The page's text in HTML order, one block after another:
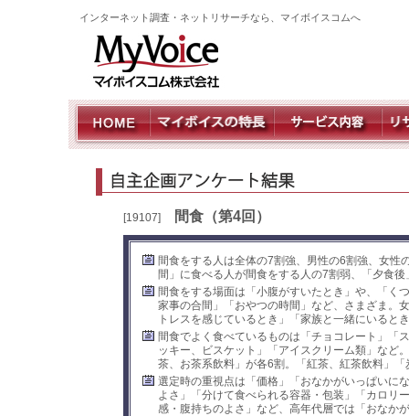
インターネット調査・ネットリサーチなら、マイボイスコムへ
[19107] 間食（第4回）
間食をする人は全体の7割強、男性の6割強、女性
間」に食べる人が間食をする人の7割弱、「夕食後
間食をする場面は「小腹がすいたとき」や、「く
家事の合間」「おやつの時間」など、さまざま。
トレスを感じているとき」「家族と一緒にいると
間食でよく食べているものは「チョコレート」「
ッキー、ビスケット」「アイスクリーム類」など
茶、お茶系飲料」が各6割。「紅茶、紅茶飲料」
選定時の重視点は「価格」「おなかがいっぱいに
よさ」「分けて食べられる容器・包装」「カロリ
感・腹持ちのよさ」など、高年代層では「おなか